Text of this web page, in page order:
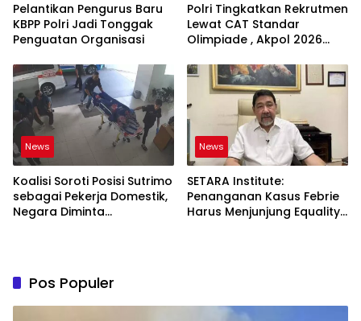
Pelantikan Pengurus Baru
KBPP Polri Jadi Tonggak
Penguatan Organisasi
Polri Tingkatkan Rekrutmen
Lewat CAT Standar
Olimpiade , Akpol 2026
News
Koalisi Soroti Posisi Sutrimo
sebagai Pekerja Domestik,
Negara Diminta
News
SETARA Institute:
Penanganan Kasus Febrie
Harus Menjunjung Equality
Pos Populer